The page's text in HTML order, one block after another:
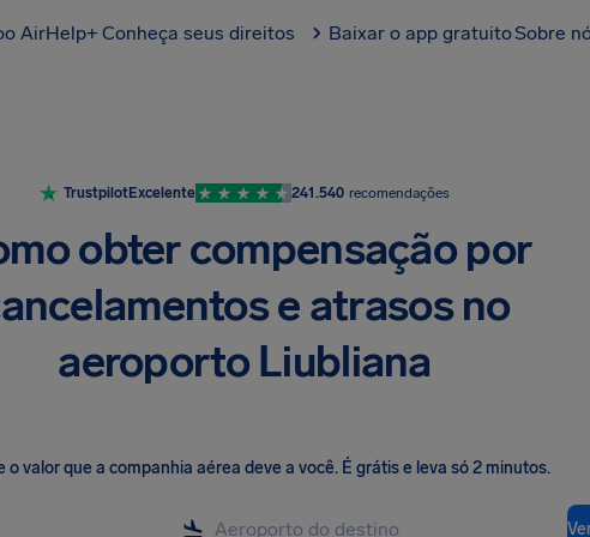
AirHelp+ Conheça seus direitos Baixar o app gratuitoSobre
TrustpilotExcelente 241.540 recomendações
obter compensação por
e atrasos no
aeroporto Liubliana
o valor que a companhia aérea deve a você. É grátis e leva só 2 minutos.